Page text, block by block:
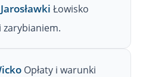
Łowisko
Opłaty i warunki